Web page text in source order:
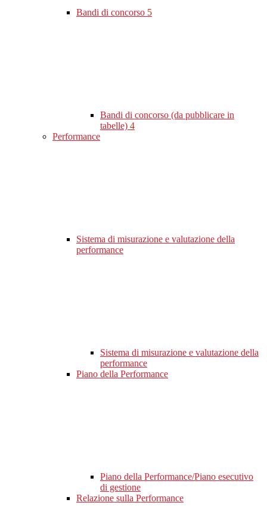
Bandi di concorso 5
Bandi di concorso (da pubblicare in
tabelle) 4
Performance
Sistema di misurazione e valutazione della
performance
Sistema di misurazione e valutazione della
performance
Piano della Performance
Piano della Performance/Piano esecutivo
di gestione
Relazione sulla Performance